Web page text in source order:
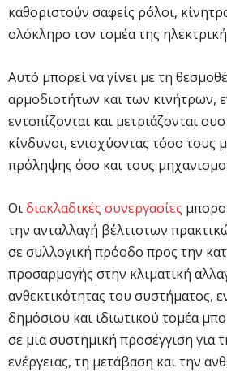
καθοριστούν σαφείς ρόλοι,
ολόκληρο τον τομέα της
Αυτό μπορεί να γίνει με τη
αρμοδιοτήτων και των κινήτρων,
εντοπίζονται και μετριάζονται
κίνδυνοι, ενισχύοντας τόσο τους
πρόληψης όσο και τους
Οιδιακλαδικές συνεργασίες
την ανταλλαγή βέλτιστων
σε συλλογική πρόοδο προς την
προσαρμογής στην κλιματική
ανθεκτικότητας του συστήματος,
δημόσιου και ιδιωτικού τομέα
σε μια συστημική προσέγγιση για
ενέργειας, τη μετάβαση και την